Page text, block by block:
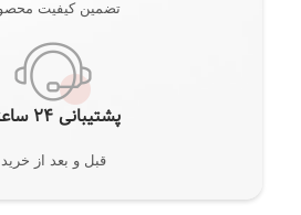
تضمین کیفیت
پشتیبانی 24 ساعته
قبل و بعد از خرید